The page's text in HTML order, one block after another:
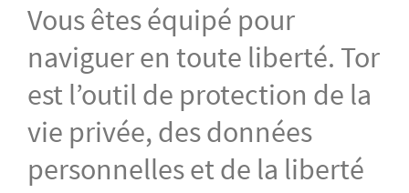
Vous êtes équipé pour
naviguer en toute liberté. Tor
est l’outil de protection de la
vie privée, des données
personnelles et de la liberté